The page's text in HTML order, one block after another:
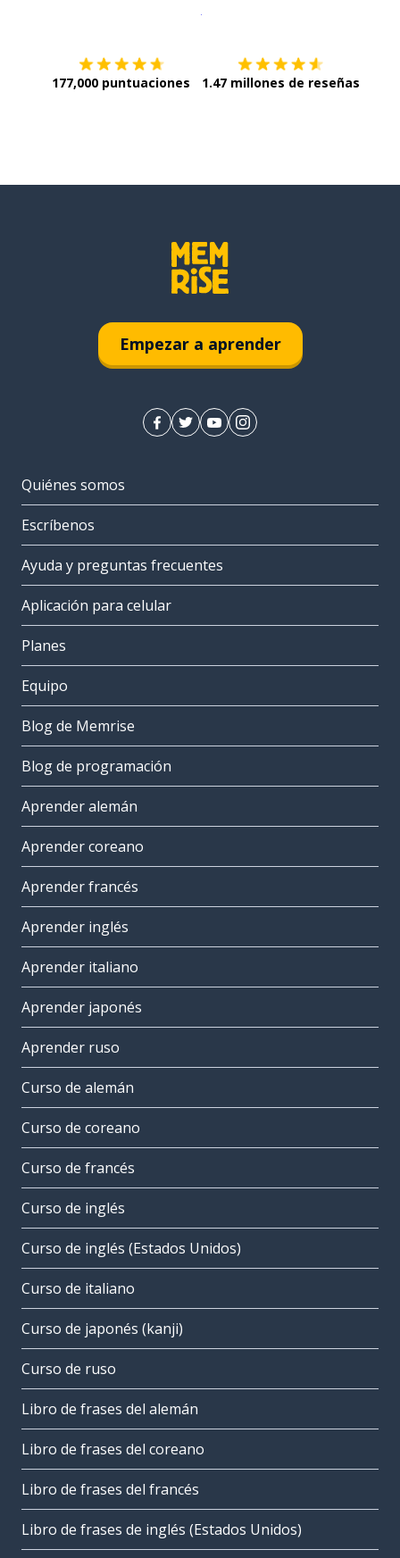
177,000 puntuaciones 1.47 millones de reseñas
Empezar a aprender
Quiénes somos
Escríbenos
Ayuda y preguntas frecuentes
Aplicación para celular
Planes
Equipo
Blog de Memrise
Blog de programación
Aprender alemán
Aprender coreano
Aprender francés
Aprender inglés
Aprender italiano
Aprender japonés
Aprender ruso
Curso de alemán
Curso de coreano
Curso de francés
Curso de inglés
Curso de inglés (Estados Unidos)
Curso de italiano
Curso de japonés (kanji)
Curso de ruso
Libro de frases del alemán
Libro de frases del coreano
Libro de frases del francés
Libro de frases de inglés (Estados Unidos)